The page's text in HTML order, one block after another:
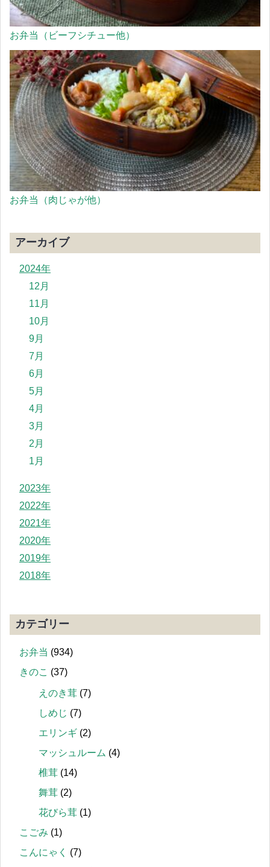
お弁当（ビーフシチュー他）
お弁当（肉じゃが他）
アーカイブ
2024年
12月
11月
10月
9月
7月
6月
5月
4月
3月
2月
1月
2023年
2022年
2021年
2020年
2019年
2018年
カテゴリー
お弁当 (934)
きのこ (37)
えのき茸 (7)
しめじ (7)
エリンギ (2)
マッシュルーム (4)
椎茸 (14)
舞茸 (2)
花びら茸 (1)
こごみ (1)
こんにゃく
(7)